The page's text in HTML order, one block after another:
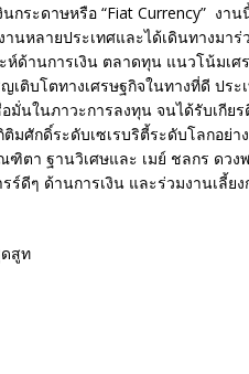
กระดาษหรือ “Fiat Currency” งา
นหลายประเทศและได้เดินทางมา
ด้านการเงิน ตลาดทุน แนวโน้มเศ
ติบโตทางเศรษฐกิจในทางที่ดี ประ
นในภาวะการลงทุน จนได้รับเกียร
ศักดิ์ระดับเซเรบริตี้ระดับโลกอย่า
ตา ฐานวิเศษและ เมย์ ชลกร ดวง
ร์ดีๆ ด้านการเงิน และร่วมงานเลี้ยง